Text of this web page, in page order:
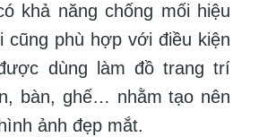
khả năng chống mối hiệu
cũng phù hợp với điều kiện
dùng làm đồ trang trí
bàn, ghế… nhằm tạo nên
ảnh đẹp mắt.